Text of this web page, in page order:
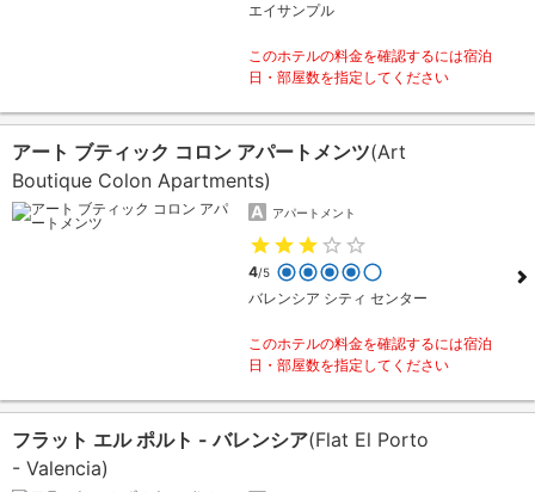
エイサンプル
このホテルの料金を確認するには宿泊
日・部屋数を指定してください
アート ブティック コロン アパートメンツ(Art
Boutique Colon Apartments)
アパートメント
4/5
バレンシア シティ センター
このホテルの料金を確認するには宿泊
日・部屋数を指定してください
フラット エル ポルト - バレンシア(Flat El Porto
- Valencia)